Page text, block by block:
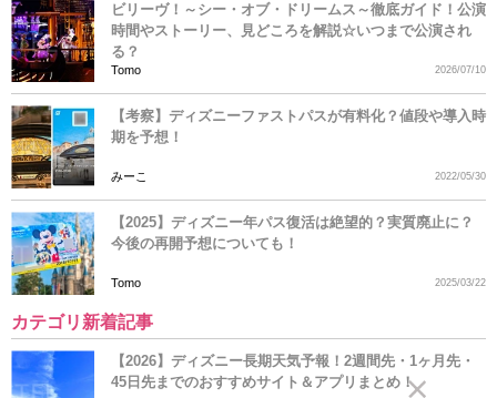
ビリーヴ！～シー・オブ・ドリームス～徹底ガイド！公演
時間やストーリー、見どころを解説☆いつまで公演され
る？
Tomo 2026/07/10
【考察】ディズニーファストパスが有料化？値段や導入時
期を予想！
みーこ 2022/05/30
【2025】ディズニー年パス復活は絶望的？実質廃止に？
今後の再開予想についても！
Tomo 2025/03/22
カテゴリ新着記事
【2026】ディズニー長期天気予報！2週間先・1ヶ月先・
45日先までのおすすめサイト＆アプリまとめ！